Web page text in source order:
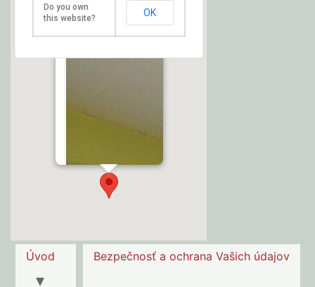
2izb.,42m2,
úplná,3/13,
Jantárová, Juh
Do you own
this website?
OK
Úvod Bezpečnosť a ochrana Vašich údajov